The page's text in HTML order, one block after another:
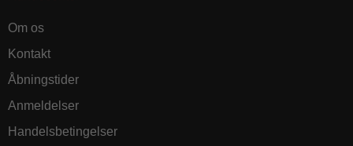
Om os
Kontakt
Åbningstider
Anmeldelser
Handelsbetingelser